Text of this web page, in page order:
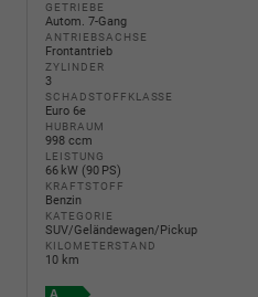
GETRIEBE
Autom. 7-Gang
ANTRIEBSACHSE
Frontantrieb
ZYLINDER
3
SCHADSTOFFKLASSE
Euro 6e
HUBRAUM
998 ccm
LEISTUNG
66 kW (90 PS)
KRAFTSTOFF
Benzin
KATEGORIE
SUV/Geländewagen/Pickup
KILOMETERSTAND
10 km